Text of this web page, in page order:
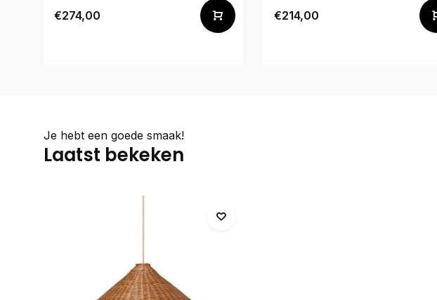
€274,00 €214,00
Je hebt een goede smaak!
Laatst bekeken